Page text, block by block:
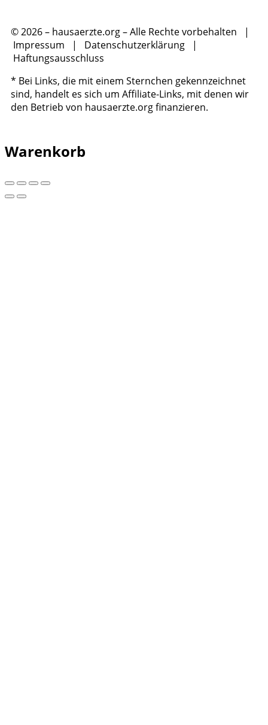
© 2026 – hausaerzte.org – Alle Rechte vorbehalten |
Impressum | Datenschutzerklärung |
Haftungsausschluss
* Bei Links, die mit einem Sternchen gekennzeichnet
sind, handelt es sich um Affiliate-Links, mit denen wir
den Betrieb von hausaerzte.org finanzieren.
Warenkorb